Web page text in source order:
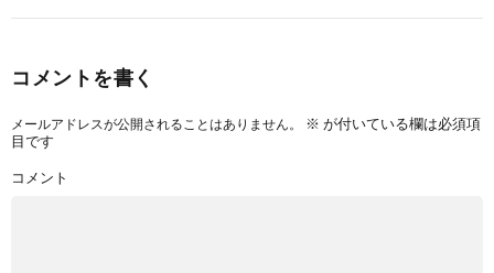
コメントを書く
メールアドレスが公開されることはありません。 ※ が付いている欄は必須項
目です
コメント